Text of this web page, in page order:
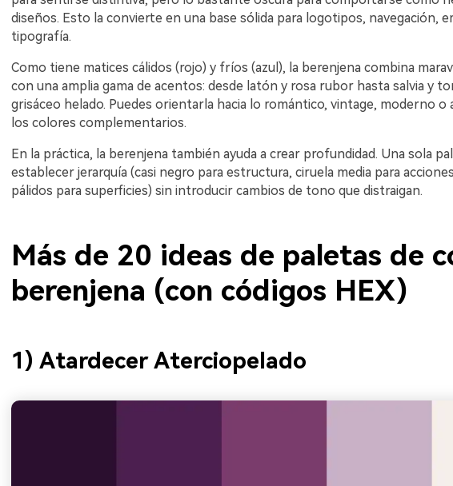
diseños. Esto la convierte en una base sólida para logotipos, navegación,
tipografía.
Como tiene matices cálidos (rojo) y fríos (azul), la berenjena combina
con una amplia gama de acentos: desde latón y rosa rubor hasta salvia y
grisáceo helado. Puedes orientarla hacia lo romántico, vintage, moderno o
los colores complementarios.
En la práctica, la berenjena también ayuda a crear profundidad. Una sola
establecer jerarquía (casi negro para estructura, ciruela media para
pálidos para superficies) sin introducir cambios de tono que distraigan.
Más de 20 ideas de paletas de
berenjena (con códigos HEX)
1) Atardecer Aterciopelado